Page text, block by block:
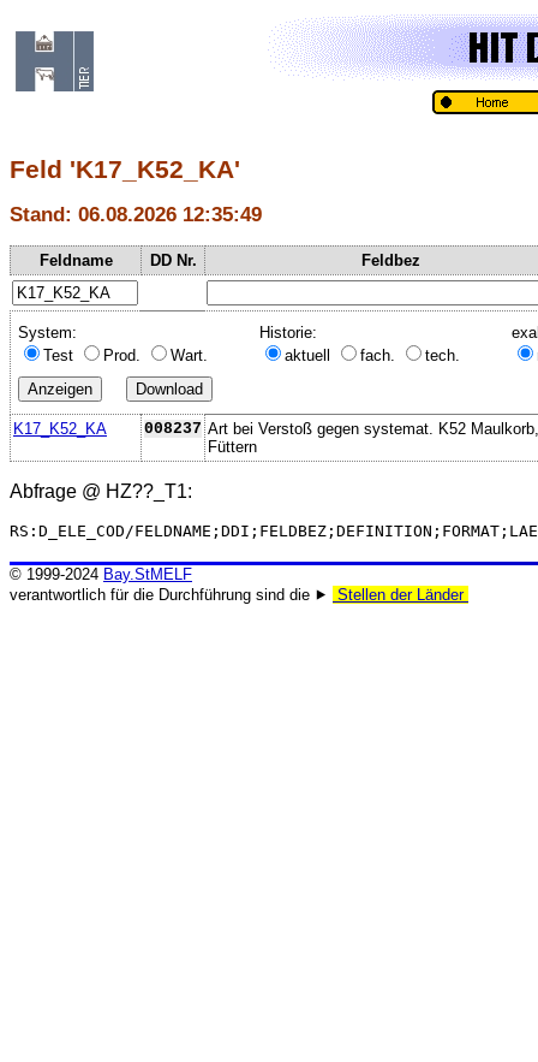
Feld 'K17_K52_KA'
Stand: 06.08.2026 12:35:49
Feldname DD Nr. Feldbez
System:
Test
Prod. Wart.
Historie:
aktuell
fach. tech.
K17_K52_KA 008237 Art bei Verstoß gegen systemat. K52 Maulkorb,
Füttern
Abfrage @ HZ??_T1:
RS:D_ELE_COD/
© 1999-2024 Bay.StMELF
verantwortlich für die Durchführung sind die ⯈
Stellen der Länder